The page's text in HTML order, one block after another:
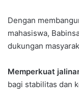
Dengan
mahasiswa,
dukungan
Memperkuat
bagi stabilitas dan